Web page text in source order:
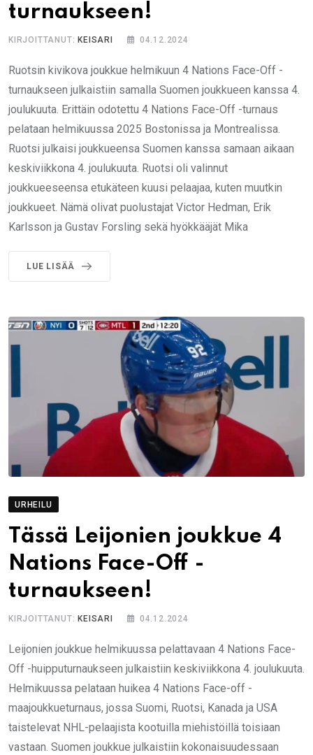
turnaukseen!
KIRJOITTANUT:KEISARI 04.12.2024
Ruotsin kivikova joukkue helmikuun 4 Nations Face-Off -
turnaukseen julkaistiin samalla Suomen joukkueen kanssa 4.
joulukuuta. Erittäin odotettu 4 Nations Face-Off -turnaus
pelataan helmikuussa 2025 Bostonissa ja Montrealissa.
Ruotsi julkaisi joukkueensa Suomen kanssa samaan aikaan
keskiviikkona 4. joulukuuta. Ruotsi oli valinnut
joukkueeseensa etukäteen kuusi pelaajaa, kuten muutkin
joukkueet. Nämä olivat puolustajat Victor Hedman, Erik
Karlsson ja Gustav Forsling sekä hyökkääjät Mika
LUE LISÄÄ
URHEILU
Tässä Leijonien joukkue 4
Nations Face-Off -
turnaukseen!
KIRJOITTANUT: KEISARI 04.12.2024
Leijonien joukkue helmikuussa pelattavaan 4 Nations Face-
Off -huipputurnaukseen julkaistiin keskiviikkona 4. joulukuuta.
Helmikuussa pelataan huikea 4 Nations Face-off -
maajoukkueturnaus, jossa Suomi, Ruotsi, Kanada ja USA
taistelevat NHL-pelaajista kootuilla miehistöillä toisiaan
vastaan. Suomen joukkue julkaistiin kokonaisuudessaan